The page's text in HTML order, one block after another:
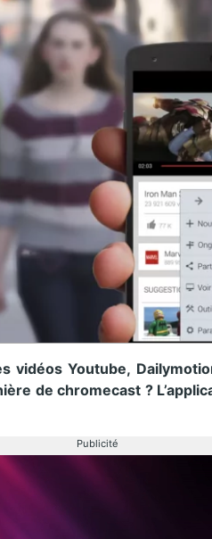
vidéos Youtube,
de chromecast ?
Publicité